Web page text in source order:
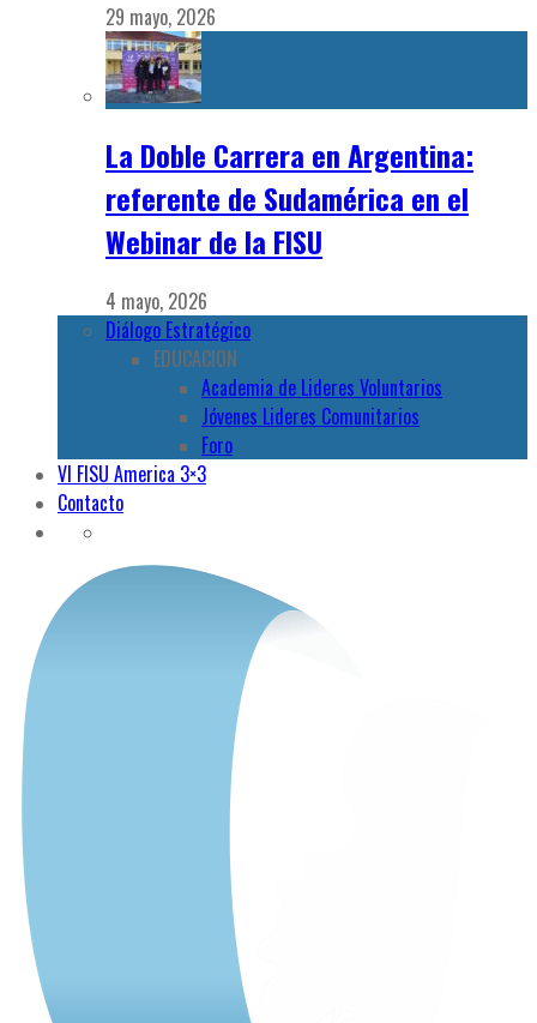
29 mayo, 2026
La Doble Carrera en Argentina:
referente de Sudamérica en el
Webinar de la FISU
4 mayo, 2026
Diálogo Estratégico
EDUCACION
Academia de Lideres Voluntarios
Jóvenes Lideres Comunitarios
Foro
VI FISU America 3×3
Contacto